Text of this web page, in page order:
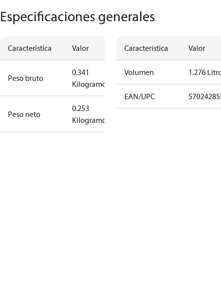
Especificaciones generales
Característica Valor
Peso bruto
0.341
Kilogramo
Peso neto
0.253
Kilogramo
Característica Valor
Volumen 1.276
EAN/UPC